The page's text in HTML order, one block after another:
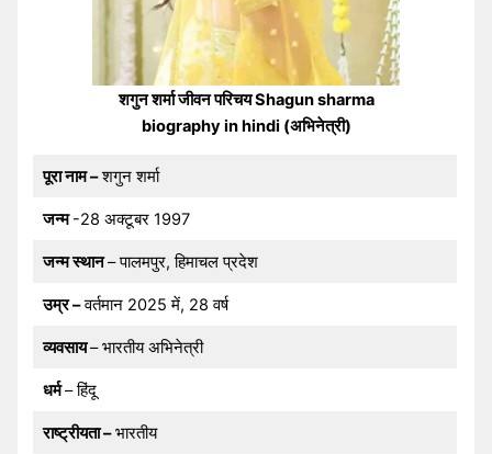
शगुन शर्मा जीवन परिचय Shagun sharma
biography in hindi (अभिनेत्री)
पूरा नाम –शगुन शर्मा
जन्म-28 अक्टूबर 1997
जन्म स्थान– पालमपुर, हिमाचल प्रदेश
उम्र –वर्तमान 2025 में, 28 वर्ष
व्यवसाय– भारतीय अभिनेत्री
धर्म– हिंदू
राष्ट्रीयता –भारतीय